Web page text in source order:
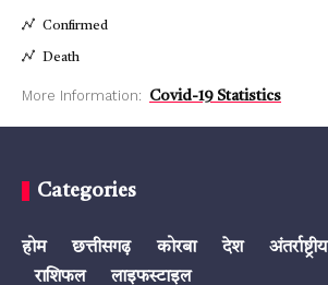
Confirmed
Death
More Information: Covid-19 Statistics
Categories
होम छत्तीसगढ़ कोरबा देश अंतर्राष्ट्रीय
राशिफल
लाइफस्टाइल